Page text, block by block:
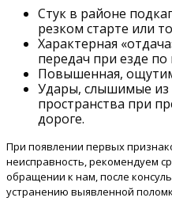
Стук в районе
резком старте или
Характерная
передач при езде
Повышенная,
Удары, слышимые из
пространства при
дороге.
При появлении первых
неисправность, рекомендуем
обращении к нам, после
устранению выявленной